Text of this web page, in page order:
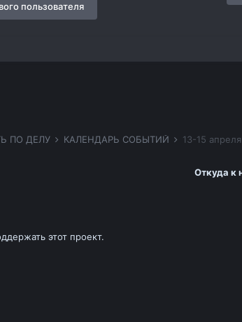
пользователя
ПО ДЕЛУ КАЛЕНДАРЬ СОБЫТИЙ 13-15
Откуда к
этот проект.